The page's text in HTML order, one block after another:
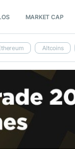
MARKET CAP
Altcoins